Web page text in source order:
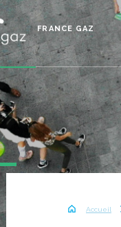
FRANCE GAZ
Accueil